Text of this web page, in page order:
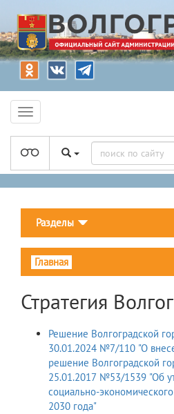
Разделы
Главная
Стратегия
Решение Волгоградской
30.01.2024 №7/110 "О
решение Волгоградской
25.01.2017 №53/1539 "Об
социально-
2030 года"